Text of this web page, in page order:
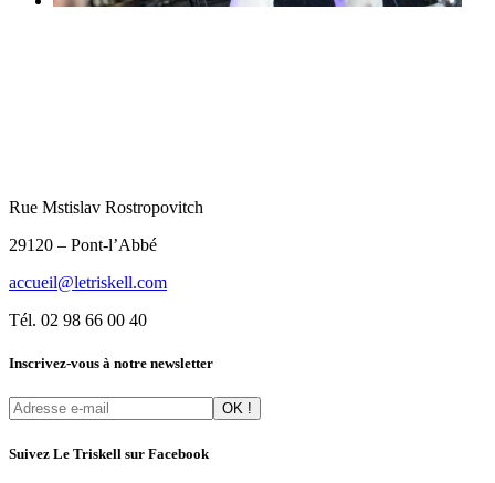
Rue Mstislav Rostropovitch
29120 – Pont-l’Abbé
accueil@letriskell.com
Tél. 02 98 66 00 40
Inscrivez-vous à notre newsletter
Suivez Le Triskell sur Facebook